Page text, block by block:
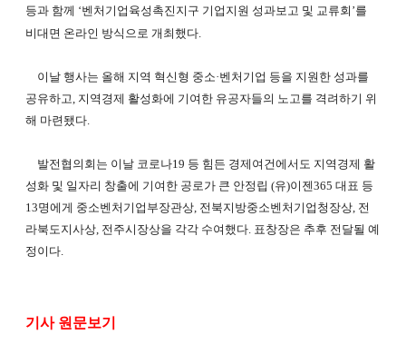
등과 함께 ‘벤처기업육성촉진지구 기업지원 성과보고 및 교류회’를
비대면 온라인 방식으로 개최했다.
이날 행사는 올해 지역 혁신형 중소·벤처기업 등을 지원한 성과를
공유하고, 지역경제 활성화에 기여한 유공자들의 노고를 격려하기 위
해 마련됐다.
발전협의회는 이날 코로나19 등 힘든 경제여건에서도 지역경제 활
성화 및 일자리 창출에 기여한 공로가 큰 안정립 (유)이젠365 대표 등
13명에게 중소벤처기업부장관상, 전북지방중소벤처기업청장상, 전
라북도지사상, 전주시장상을 각각 수여했다. 표창장은 추후 전달될 예
정이다.
기사 원문보기